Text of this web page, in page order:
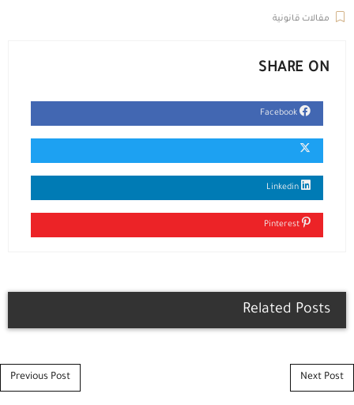
مقالات قانونية
SHARE ON
Related Posts
Post navigation
Previous Post Next Post